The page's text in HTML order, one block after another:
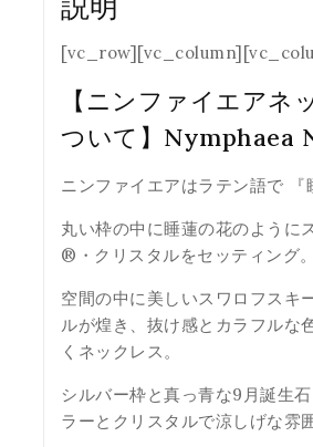
【ニンファイエアネ
ついて】Nymphaea
ニンファイエアはラテン語で 『
丸い枠の中に睡蓮の花のように
®・クリスタルをセッティング。
空間の中に美しいスワロフスキ
ルが煌き、抜け感とカラフルな
くネックレス。
シルバー枠と真っ青な9月誕生
ラーとクリスタルで涼しげな雰